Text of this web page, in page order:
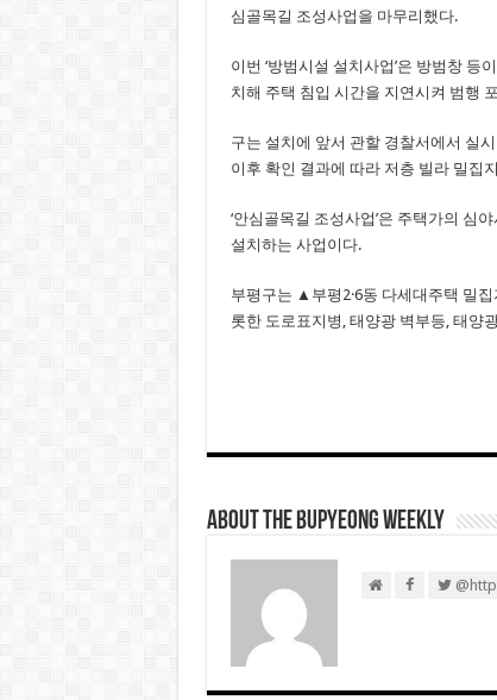
심골목길 조성사업을 마무리했다.
이번 ‘방범시설 설치사업’은 방범창
치해 주택 침입 시간을 지연시켜 범행
구는 설치에 앞서 관할 경찰서에서 실
이후 확인 결과에 따라 저층 빌라 밀집
‘안심골목길 조성사업’은 주택가의 심
설치하는 사업이다.
부평구는 ▲부평2·6동 다세대주택 밀
롯한 도로표지병, 태양광 벽부등, 태양
About THE BUPYEONG WEEKLY